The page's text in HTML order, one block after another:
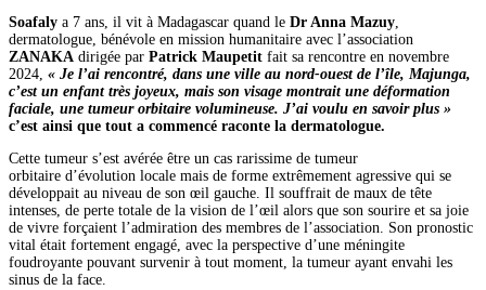
Soafaly a 7 ans, il vit à Madagascar quand le Dr Anna Mazuy,
dermatologue, bénévole en mission humanitaire avec l’association
ZANAKA dirigée par Patrick Maupetit fait sa rencontre en novembre
2024, « Je l’ai rencontré, dans une ville au nord-ouest de l’île, Majunga,
c’est un enfant très joyeux, mais son visage montrait une déformation
faciale, une tumeur orbitaire volumineuse. J’ai voulu en savoir plus »
c’est ainsi que tout a commencé raconte la dermatologue.
Cette tumeur s’est avérée être un cas rarissime de tumeur
orbitaire d’évolution locale mais de forme extrêmement agressive qui se
développait au niveau de son œil gauche. Il souffrait de maux de tête
intenses, de perte totale de la vision de l’œil alors que son sourire et sa joie
de vivre forçaient l’admiration des membres de l’association. Son pronostic
vital était fortement engagé, avec la perspective d’une méningite
foudroyante pouvant survenir à tout moment, la tumeur ayant envahi les
sinus de la face.